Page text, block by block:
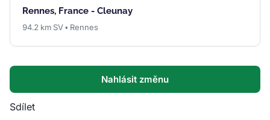
Rennes, France - Cleunay
94.2 km SV • Rennes
Nahlásit změnu
Sdílet